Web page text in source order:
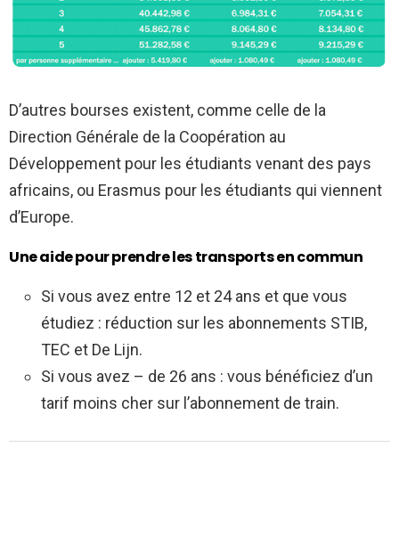
D’autres bourses existent, comme celle de la
Direction Générale de la Coopération au
Développement pour les étudiants venant des pays
africains, ou Erasmus pour les étudiants qui viennent
d’Europe.
Une aide pour prendre les transports en commun
Si vous avez entre 12 et 24 ans et que vous
étudiez : réduction sur les abonnements STIB,
TEC et De Lijn.
Si vous avez – de 26 ans : vous bénéficiez d’un
tarif moins cher sur l’abonnement de train.